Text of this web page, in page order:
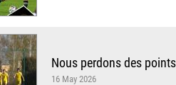
Nous perdons des
16 May 2026